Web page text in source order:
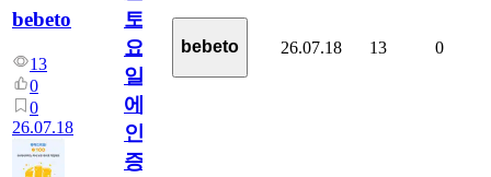
bebeto
13
0
0
26.07.18
토
요
일
에
인
증
bebeto 26.07.18 13 0